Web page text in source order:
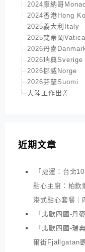
2024摩納哥
2024香港Hong
2025義大利Italy
2025梵蒂岡
2026丹麥
2026瑞典Sverige
2026挪威Norge
2026芬蘭Suomi
大陸工作出差
近期文章
「捷運：台北
點心主廚：柏欽
港式點心套餐｜
「北歐四國-丹
「北歐四國-瑞
爾街Fjällgatan